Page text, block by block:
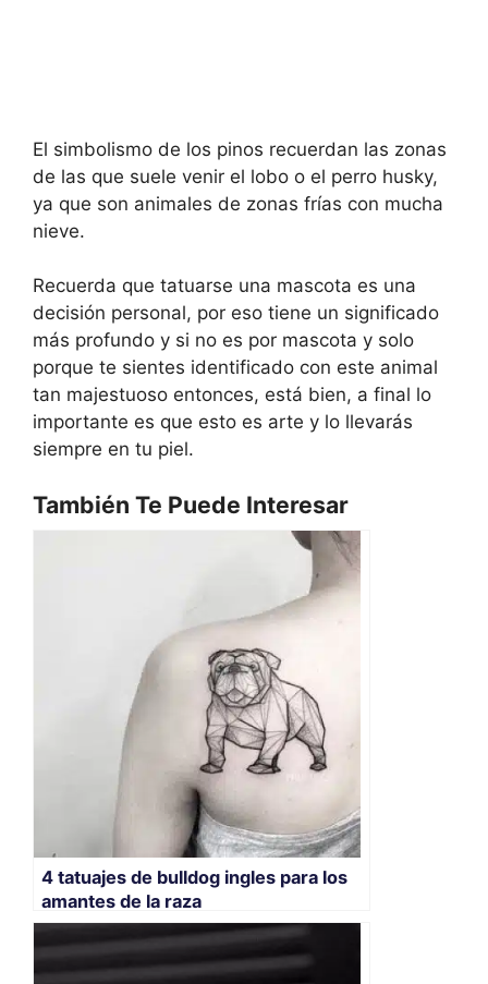
El simbolismo de los pinos recuerdan las zonas
de las que suele venir el lobo o el perro husky,
ya que son animales de zonas frías con mucha
nieve.
Recuerda que tatuarse una mascota es una
decisión personal, por eso tiene un significado
más profundo y si no es por mascota y solo
porque te sientes identificado con este animal
tan majestuoso entonces, está bien, a final lo
importante es que esto es arte y lo llevarás
siempre en tu piel.
También Te Puede Interesar
4 tatuajes de bulldog ingles para los
amantes de la raza